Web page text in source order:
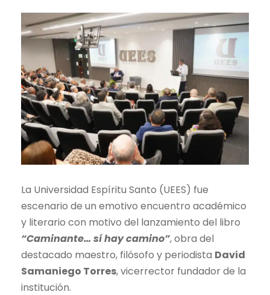
La Universidad Espíritu Santo (UEES) fue
escenario de un emotivo encuentro académico
y literario con motivo del lanzamiento del libro
“Caminante… sí hay camino”, obra del
destacado maestro, filósofo y periodista David
Samaniego Torres, vicerrector fundador de la
institución.